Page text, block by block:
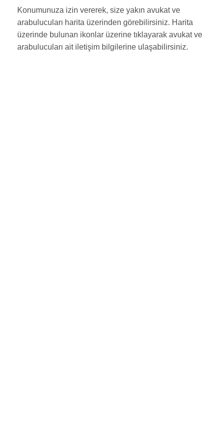
Konumunuza izin vererek, size yakın avukat ve
arabulucuları harita üzerinden görebilirsiniz. Harita
üzerinde bulunan ikonlar üzerine tıklayarak avukat ve
arabulucuları ait iletişim bilgilerine ulaşabilirsiniz.